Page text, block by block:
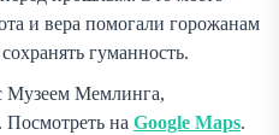
и вера помогали горожанам
гуманность.
Музеем Мемлинга,
Посмотреть на Google Maps.